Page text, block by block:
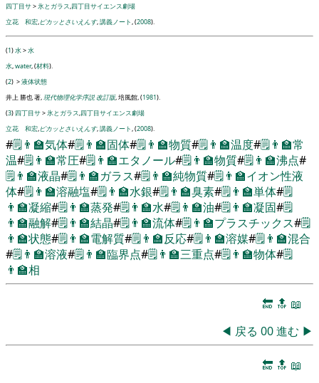
四丁目サ>氷とガラス,四丁目サイエンス劇場
立花 和宏,ピカッとさいえんす,講義ノート, (2008).
(1)水>水
水,water, (材料).
(2) >液体状態
井上 勝也 著,現代物理化学序説 改訂版, 培風館, (1981).
(3) 四丁目サ>氷とガラス,四丁目サイエンス劇場
立花 和宏,ピカッとさいえんす,講義ノート, (2008).
#🗒️👨‍🏫気体#🗒️👨‍🏫固体#🗒️👨‍🏫物質#🗒️👨‍🏫温度#🗒️👨‍🏫常
温#🗒️👨‍🏫常圧#🗒️👨‍🏫エタノール#🗒️👨‍🏫物質#🗒️👨‍🏫沸点#
🗒️👨‍🏫液晶#🗒️👨‍🏫ガラス#🗒️👨‍🏫純物質#🗒️👨‍🏫イオン性液
体#🗒️👨‍🏫溶融塩#🗒️👨‍🏫水銀#🗒️👨‍🏫臭素#🗒️👨‍🏫単体#🗒️
👨‍🏫凝縮#🗒️👨‍🏫蒸発#🗒️👨‍🏫水#🗒️👨‍🏫油#🗒️👨‍🏫凝固#🗒️
👨‍🏫融解#🗒️👨‍🏫結晶#🗒️👨‍🏫流体#🗒️👨‍🏫プラスチックス#🗒️
👨‍🏫状態#🗒️👨‍🏫電解質#🗒️👨‍🏫反応#🗒️👨‍🏫溶媒#🗒️👨‍🏫混合
#🗒️👨‍🏫溶液#🗒️👨‍🏫臨界点#🗒️👨‍🏫三重点#🗒️👨‍🏫物体#🗒️
👨‍🏫相
🔚 🔝 📖
◀ 戻る 00進む ▶
🔚 🔝 📖